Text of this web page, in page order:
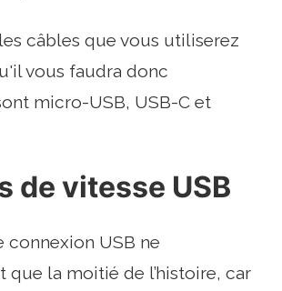
câbles que vous utiliserez
vous faudra donc
micro-USB, USB-C et
de vitesse USB
connexion USB ne
que la moitié de l’histoire, car